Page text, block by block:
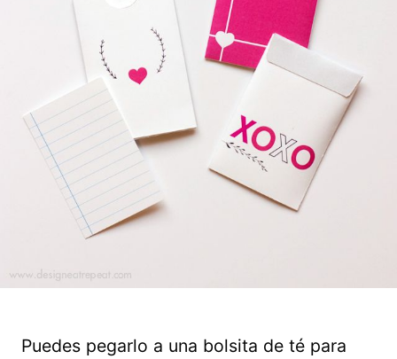
Puedes pegarlo a una bolsita de té para